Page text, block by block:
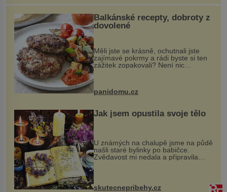
Balkánské recepty, dobroty z
dovolené
Měli jste se krásně, ochutnali jste
zajímavé pokrmy a rádi byste si ten
zážitek zopakovali? Není nic
snazšího. Pljeskavica (10 porcí)
Možná jste ji ochutnali na dovolené v
panidomu.cz
Jak jsem opustila svoje tělo
U známých na chalupě jsme na půdě
našli staré bylinky po babičce.
Zvědavost mi nedala a připravila
jsem si z nich lektvar… Zimní pobyt
na chalupě se pro mě vlastní vinou
změnil v děsivý zážitek, na kt...
skutecnepribehy.cz